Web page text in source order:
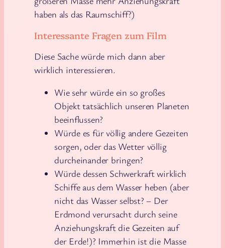
haben als das Raumschiff?)
Interessante Fragen zum Film
Diese Sache würde mich dann aber
wirklich interessieren.
Wie sehr würde ein so großes
Objekt tatsächlich unseren Planeten
beeinflussen?
Würde es für völlig andere Gezeiten
sorgen, oder das Wetter völlig
durcheinander bringen?
Würde dessen Schwerkraft wirklich
Schiffe aus dem Wasser heben (aber
nicht das Wasser selbst? – Der
Erdmond verursacht durch seine
Anziehungskraft die Gezeiten auf
der Erde!)? Immerhin ist die Masse